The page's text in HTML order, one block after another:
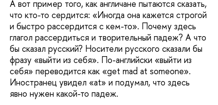
А вот пример того, как англичане пытаются сказать,
что кто-то сердится: «Иногда она кажется строгой
и быстро рассердится с кем-то». Почему здесь
глагол рассердиться и творительный падеж? А что
бы сказал русский? Носители русского сказали бы
фразу «выйти из себя». По-английски «выйти из
себя» переводится как «get mad at someone».
Иностранец увидел «at» и подумал, что здесь
явно нужен какой-то падеж.